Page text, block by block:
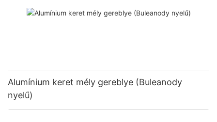
Alumínium keret mély gereblye (Buleanody
nyelű)